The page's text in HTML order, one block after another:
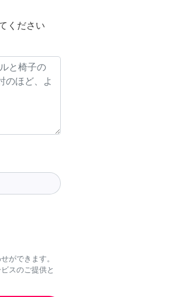
ください
ができます。
スのご提供と